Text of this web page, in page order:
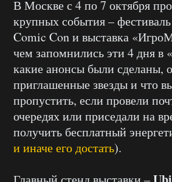
В Москве с 4 по 7 октября
крупных события –
Comic Con и выставка
чем запомнились эти 4 дня в
какие анонсы были сделаны,
приглашенные звезды и что
пропустить, если провели
очередях или приседали на
получить бесплатный
и иначе его достать).